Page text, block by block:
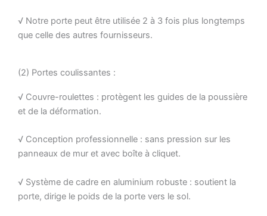
√ Notre porte peut être utilisée 2 à 3 fois plus longtemps
que celle des autres fournisseurs.
(2) Portes coulissantes :
√ Couvre-roulettes : protègent les guides de la poussière
et de la déformation.
√ Conception professionnelle : sans pression sur les
panneaux de mur et avec boîte à cliquet.
√ Système de cadre en aluminium robuste : soutient la
porte, dirige le poids de la porte vers le sol.